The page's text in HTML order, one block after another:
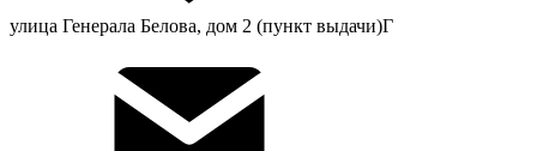
улица Генерала Белова, дом 2 (пункт выдачи)Г